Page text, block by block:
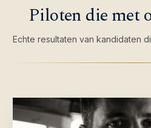
Piloten die met
Echte resultaten van kandidaten